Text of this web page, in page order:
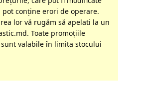
pot conţine erori de operare.
lor vă rugăm să apelati la un
Toate promoţiile
valabile în limita stocului